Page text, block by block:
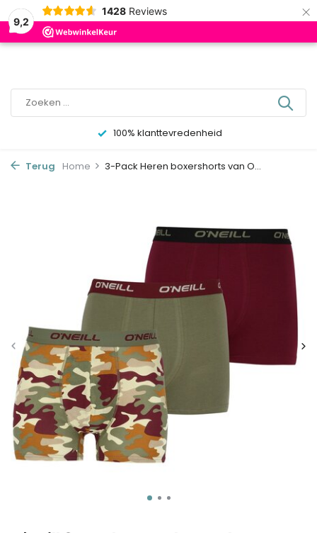
9,2
1428 Reviews ×
0
100% klanttevredenheid
Terug Home 3-Pack Heren boxershorts van O...